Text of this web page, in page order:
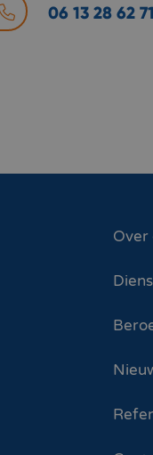
06 13 28 62
Over